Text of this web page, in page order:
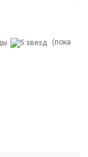
(пока